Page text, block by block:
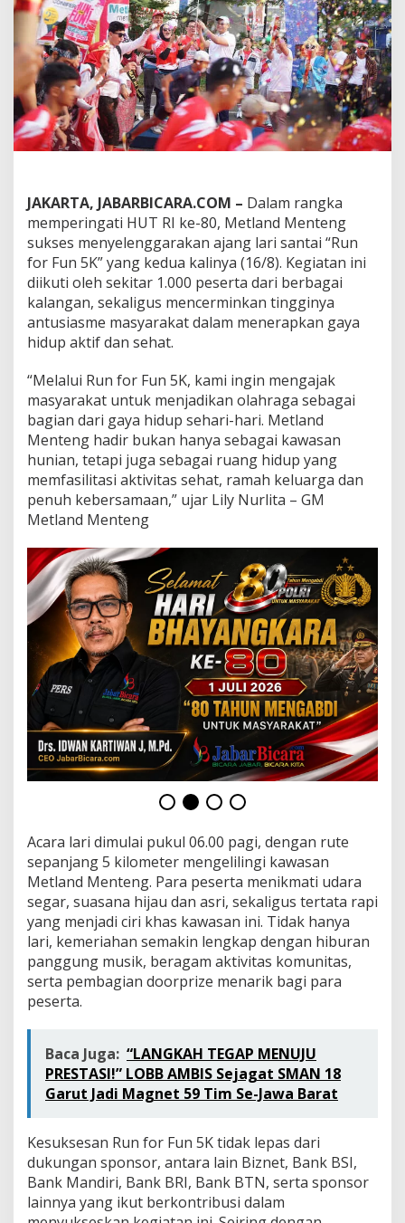
e
-
8
0
S
e
r
i
b
e
s
e
r
t
a
S
u
k
s
s
k
a
n
R
u
n
o
r
u
n
5
K
JAKARTA, JABARBICARA.COM – Dalam rangka
memperingati HUT RI ke-80, Metland Menteng
sukses menyelenggarakan ajang lari santai “Run
for Fun 5K” yang kedua kalinya (16/8). Kegiatan ini
diikuti oleh sekitar 1.000 peserta dari berbagai
kalangan, sekaligus mencerminkan tingginya
antusiasme masyarakat dalam menerapkan gaya
hidup aktif dan sehat.
“Melalui Run for Fun 5K, kami ingin mengajak
masyarakat untuk menjadikan olahraga sebagai
bagian dari gaya hidup sehari-hari. Metland
Menteng hadir bukan hanya sebagai kawasan
hunian, tetapi juga sebagai ruang hidup yang
memfasilitasi aktivitas sehat, ramah keluarga dan
penuh kebersamaan,” ujar Lily Nurlita – GM
Metland Menteng
Acara lari dimulai pukul 06.00 pagi, dengan rute
sepanjang 5 kilometer mengelilingi kawasan
Metland Menteng. Para peserta menikmati udara
segar, suasana hijau dan asri, sekaligus tertata rapi
yang menjadi ciri khas kawasan ini. Tidak hanya
lari, kemeriahan semakin lengkap dengan hiburan
panggung musik, beragam aktivitas komunitas,
serta pembagian doorprize menarik bagi para
peserta.
Baca Juga: “LANGKAH TEGAP MENUJU
PRESTASI!” LOBB AMBIS Sejagat SMAN 18
Garut Jadi Magnet 59 Tim Se-Jawa Barat
Kesuksesan Run for Fun 5K tidak lepas dari
dukungan sponsor, antara lain Biznet, Bank BSI,
Bank Mandiri, Bank BRI, Bank BTN, serta sponsor
lainnya yang ikut berkontribusi dalam